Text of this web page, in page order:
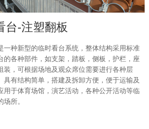
台-注塑翻板
一种新型的临时看台系统，整体结构采用标准
的各种部件，如支架，踏板，侧板，护栏，座
装，可根据场地及观众席位需要进行各种层
具有结构简单，搭建及拆卸方便，便于运输及
用于体育场馆，演艺活动，各种公开活动等临
所。